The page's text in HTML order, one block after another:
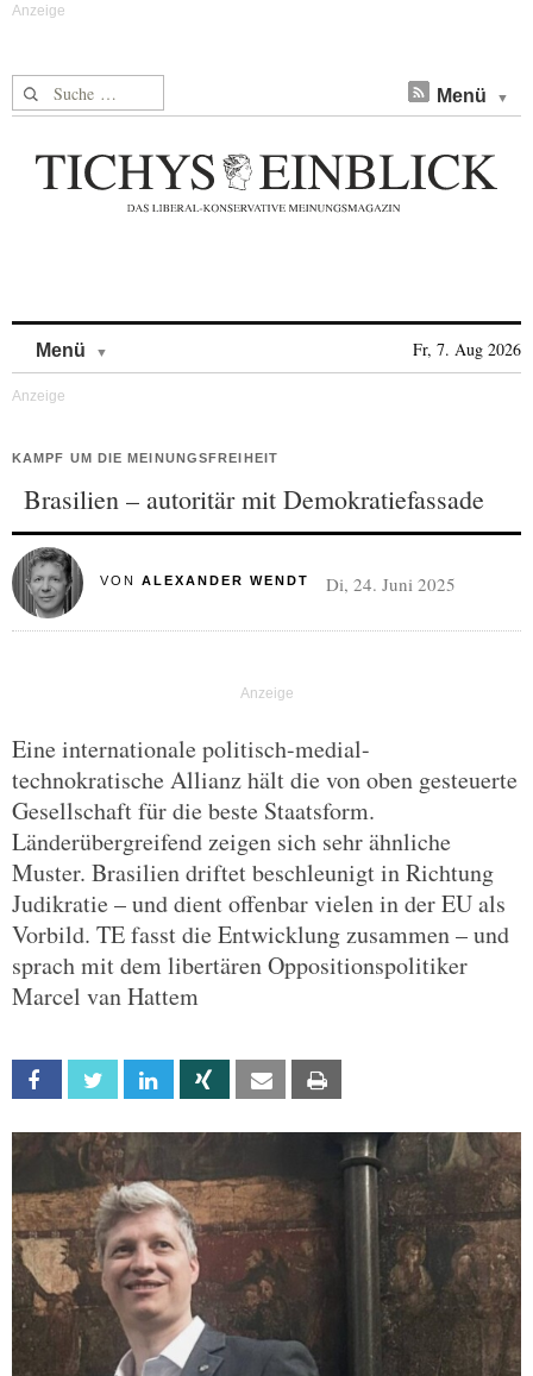
Suche nach: Menü
Menü Fr, 7. Aug 2026
KAMPF UM DIE MEINUNGSFREIHEIT
Brasilien – autoritär mit Demokratiefassade
VON ALEXANDER WENDT Di, 24. Juni 2025
Eine internationale politisch-medial-
technokratische Allianz hält die von oben gesteuerte
Gesellschaft für die beste Staatsform.
Länderübergreifend zeigen sich sehr ähnliche
Muster. Brasilien driftet beschleunigt in Richtung
Judikratie – und dient offenbar vielen in der EU als
Vorbild. TE fasst die Entwicklung zusammen – und
sprach mit dem libertären Oppositionspolitiker
Marcel van Hattem
Facebook Twitter Linkedin Xing Email